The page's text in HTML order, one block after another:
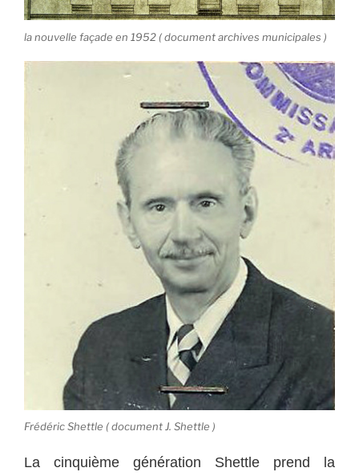
la nouvelle façade en 1952 ( document archives municipales )
Frédéric Shettle ( document J. Shettle )
La cinquième génération Shettle prend la